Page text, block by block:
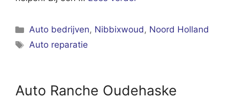
Categorieën
Auto bedrijven, Nibbixwoud, Noord Holland
Tags
Auto reparatie
Auto Ranche Oudehaske